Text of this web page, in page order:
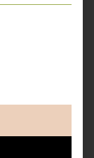
für die